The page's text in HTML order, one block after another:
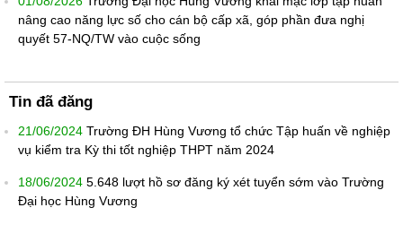
nâng cao năng lực số cho cán bộ cấp xã, góp phần đưa nghị
quyết 57-NQ/TW vào cuộc sống
Tin đã đăng
21/06/2024 Trường ĐH Hùng Vương tổ chức Tập huấn về nghiệp
vụ kiểm tra Kỳ thi tốt nghiệp THPT năm 2024
18/06/2024 5.648 lượt hồ sơ đăng ký xét tuyển sớm vào Trường
Đại học Hùng Vương